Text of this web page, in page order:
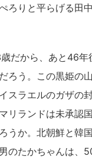
ろりと平らげる田
だから、あと46年
ろう。この黒姫の
スラエルのガザの
リランドは未承認
うか。北朝鮮と韓
のたかちゃんは